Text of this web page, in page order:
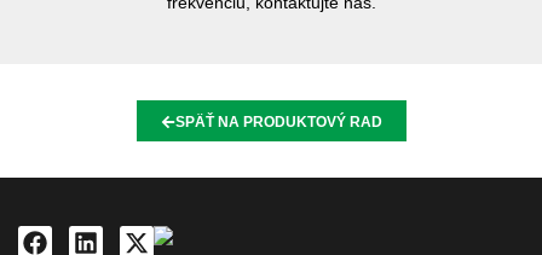
SPÄŤ NA PRODUKTOVÝ RAD